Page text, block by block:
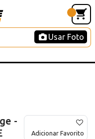
Usar Foto
-
Adicionar Favorito